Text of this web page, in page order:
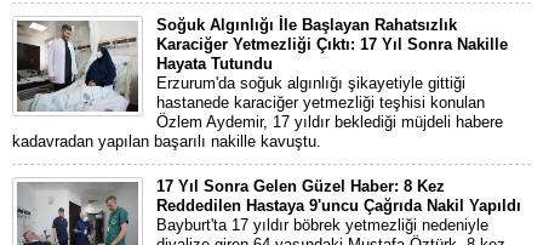
Soğuk Algınlığı İle Başlayan Rahatsızlık
Karaciğer Yetmezliği Çıktı: 17 Yıl Sonra Nakille
Hayata Tutundu
Erzurum'da soğuk algınlığı şikayetiyle gittiği
hastanede karaciğer yetmezliği teşhisi konulan
Özlem Aydemir, 17 yıldır beklediği müjdeli habere
kadavradan yapılan başarılı nakille kavuştu.
17 Yıl Sonra Gelen Güzel Haber: 8 Kez
Reddedilen Hastaya 9'uncu Çağrıda Nakil Yapıldı
Bayburt'ta 17 yıldır böbrek yetmezliği nedeniyle